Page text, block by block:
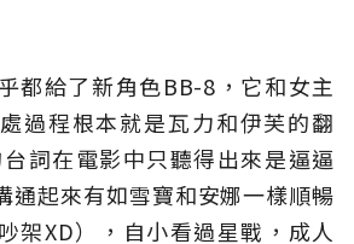
都給了新角色BB-8，它和女主
過程根本就是瓦力和伊芙的翻
詞在電影中只聽得出來是逼逼
通起來有如雪寶和安娜一樣順暢
架XD），自小看過星戰，成人